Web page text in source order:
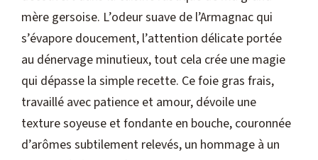
mère gersoise. L’odeur suave de l’Armagnac qui
s’évapore doucement, l’attention délicate portée
au dénervage minutieux, tout cela crée une magie
qui dépasse la simple recette. Ce foie gras frais,
travaillé avec patience et amour, dévoile une
texture soyeuse et fondante en bouche, couronnée
d’arômes subtilement relevés, un hommage à un